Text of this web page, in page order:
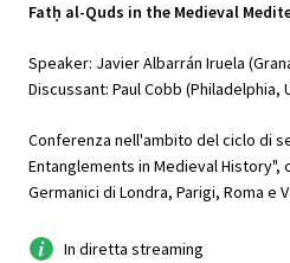
Fatḥ al-Quds in the Medieval
Speaker: Javier Albarrán Iruela
Discussant: Paul Cobb (Philadelphia,
Conferenza nell'ambito del ciclo di
Entanglements in Medieval
Germanici di Londra, Parigi, Roma e
In diretta streaming